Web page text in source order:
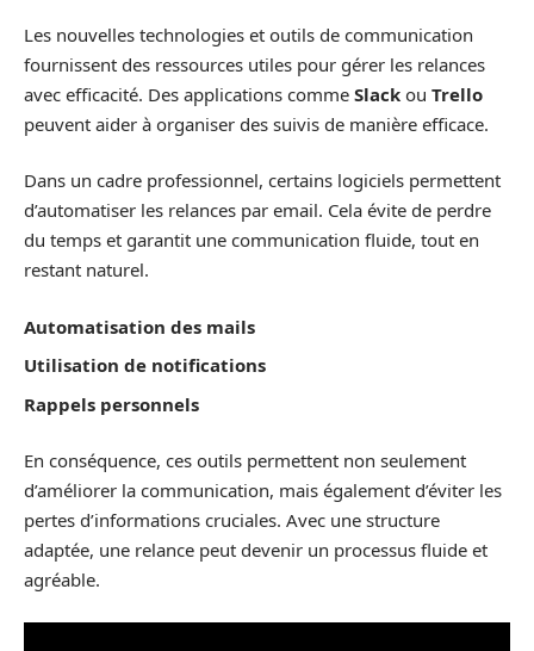
Les nouvelles technologies et outils de communication
fournissent des ressources utiles pour gérer les relances
avec efficacité. Des applications comme Slack ou Trello
peuvent aider à organiser des suivis de manière efficace.
Dans un cadre professionnel, certains logiciels permettent
d’automatiser les relances par email. Cela évite de perdre
du temps et garantit une communication fluide, tout en
restant naturel.
Automatisation des mails
Utilisation de notifications
Rappels personnels
En conséquence, ces outils permettent non seulement
d’améliorer la communication, mais également d’éviter les
pertes d’informations cruciales. Avec une structure
adaptée, une relance peut devenir un processus fluide et
agréable.